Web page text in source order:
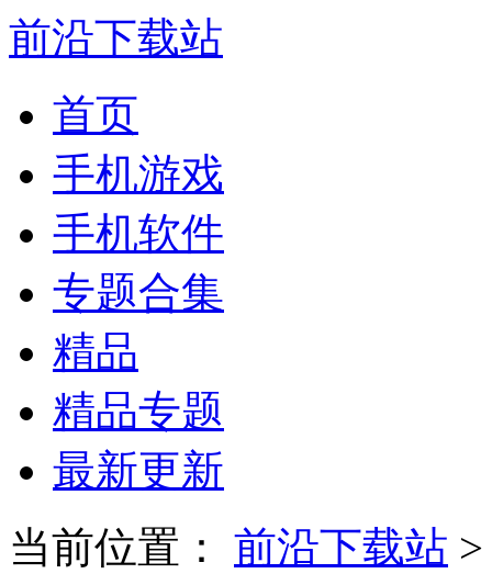
前沿下载站
首页
手机游戏
手机软件
专题合集
精品
精品专题
最新更新
当前位置：
前沿下载站